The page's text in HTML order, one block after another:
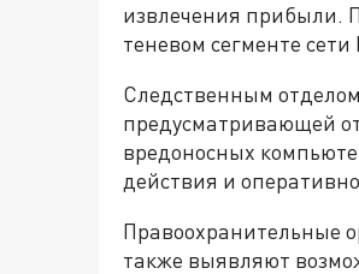
извлечения прибыли.
теневом сегменте
Следственным
предусматривающей
вредоносных
действия и
Правоохранительные
также выявляют